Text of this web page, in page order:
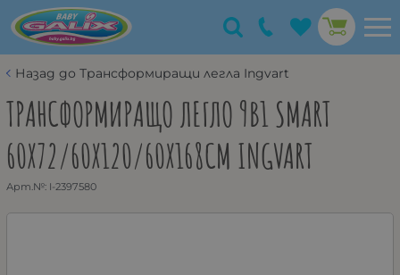
Назад до Трансформиращи легла Ingvart
ТРАНСФОРМИРАЩО ЛЕГЛО 9В1 SMART
60X72/60X120/60X168СМ INGVART
Арт.№: I-2397580